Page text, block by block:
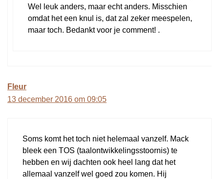
Wel leuk anders, maar echt anders. Misschien
omdat het een knul is, dat zal zeker meespelen,
maar toch. Bedankt voor je comment! .
Fleur
13 december 2016 om 09:05
Soms komt het toch niet helemaal vanzelf. Mack
bleek een TOS (taalontwikkelingsstoornis) te
hebben en wij dachten ook heel lang dat het
allemaal vanzelf wel goed zou komen. Hij